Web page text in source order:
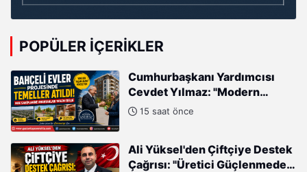
POPÜLER İÇERIKLER
Cumhurbaşkanı Yardımcısı
Cevdet Yılmaz: "Modern
Türkiye'nin İmarında
15 saat önce
Ali Yüksel'den Çiftçiye Destek
Çağrısı: "Üretici Güçlenmeden